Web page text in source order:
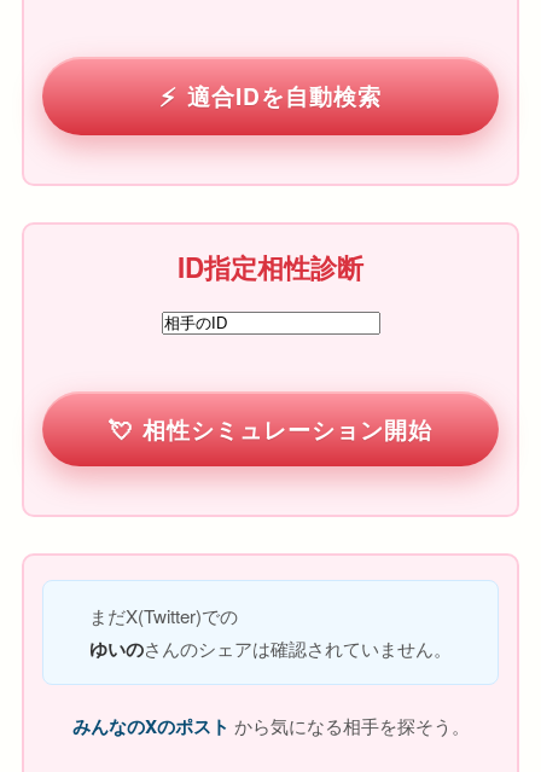
適合IDを自動検索
ID指定相性診断
相性シミュレーション開始
まだX(Twitter)での
ゆいのさんのシェアは確認されていません。
みんなのXのポスト から気になる相手を探そう。